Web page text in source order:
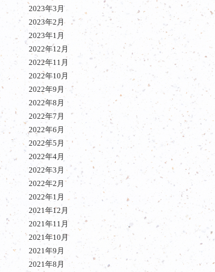
2023年3月
2023年2月
2023年1月
2022年12月
2022年11月
2022年10月
2022年9月
2022年8月
2022年7月
2022年6月
2022年5月
2022年4月
2022年3月
2022年2月
2022年1月
2021年12月
2021年11月
2021年10月
2021年9月
2021年8月